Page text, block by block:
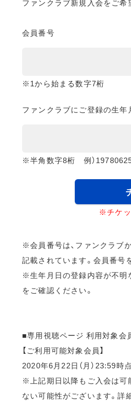
ファンクラブ新規入会をご希
会員番号
※1から始まる数字7桁
ファンクラブにご登録の生年
※半角数字8桁 例）
※チケッ
※会員番号は、ファンクラブ
記載されています。会員番号
※生年月日の登録内容が不明
をご確認ください。
■専用視聴ページ 利用対象会
【ご利用可能対象会員】
2020年6月22日（月）23:59時
※上記期日以降もご入会は可
ない可能性がございます。詳